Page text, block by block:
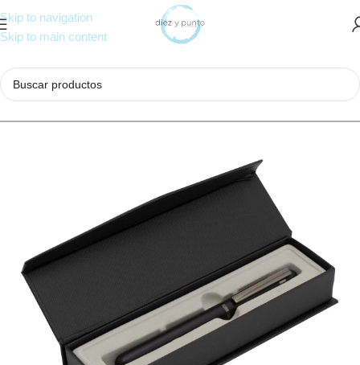
Skip to navigation
Skip to main content